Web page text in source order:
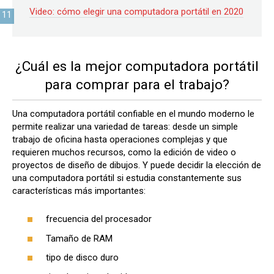
Video: cómo elegir una computadora portátil en 2020
¿Cuál es la mejor computadora portátil
para comprar para el trabajo?
Una computadora portátil confiable en el mundo moderno le
permite realizar una variedad de tareas: desde un simple
trabajo de oficina hasta operaciones complejas y que
requieren muchos recursos, como la edición de video o
proyectos de diseño de dibujos. Y puede decidir la elección de
una computadora portátil si estudia constantemente sus
características más importantes:
frecuencia del procesador
Tamaño de RAM
tipo de disco duro